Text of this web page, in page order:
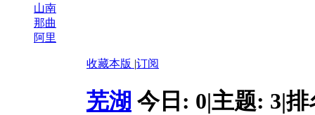
山南
那曲
阿里
收藏本版 |订阅
芜湖 今日: 0|主题: 3|